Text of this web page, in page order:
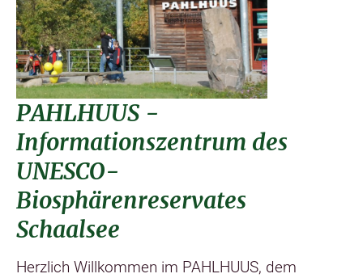
PAHLHUUS -
Informationszentrum des
UNESCO-
Biosphärenreservates
Schaalsee
Herzlich Willkommen im PAHLHUUS, dem